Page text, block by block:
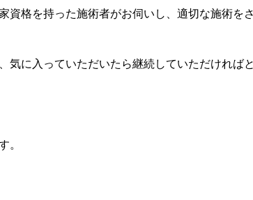
資格を持った施術者がお伺いし、適切な施術を
気に入っていただいたら継続していただければ
。